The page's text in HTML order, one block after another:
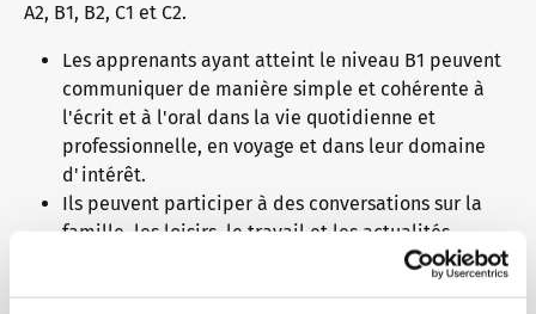
A2, B1, B2, C1 et C2.
Les apprenants ayant atteint le niveau B1 peuvent
communiquer de manière simple et cohérente à
l'écrit et à l'oral dans la vie quotidienne et
professionnelle, en voyage et dans leur domaine
d'intérêt.
Ils peuvent participer à des conversations sur la
famille, les loisirs, le travail et les actualités,
raconter des expériences, décrire des objectifs et